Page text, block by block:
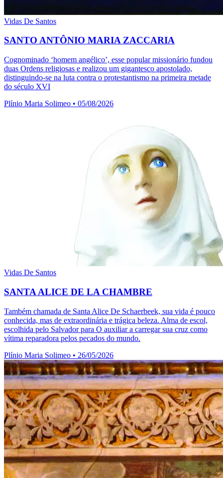
Vidas De Santos
SANTO ANTÔNIO MARIA ZACCARIA
Cognominado ‘homem angélico’, esse popular missionário fundou
duas Ordens religiosas e realizou um gigantesco apostolado,
distinguindo-se na luta contra o protestantismo na primeira metade
do século XVI
Plínio Maria Solimeo • 05/08/2026
Vidas De Santos
SANTA ALICE DE LA CHAMBRE
Também chamada de Santa Alice De Schaerbeek, sua vida é pouco
conhecida, mas de extraordinária e trágica beleza. Alma de escol,
escolhida pelo Salvador para O auxiliar a carregar sua cruz como
vítima reparadora pelos pecados do mundo.
Plínio Maria Solimeo • 26/05/2026